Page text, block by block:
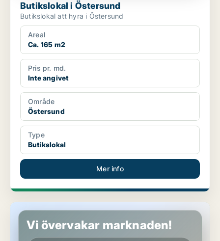
Butikslokal i Östersund
Butikslokal att hyra i Östersund
Areal
Ca. 165 m2
Pris pr. md.
Inte angivet
Område
Östersund
Type
Butikslokal
Mer info
Industrilokal i Östersund
Vi övervakar marknaden!